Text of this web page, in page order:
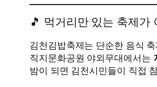
🎵 먹거리만 있는 축제
김천김밥축제는 단순한 음식 축
직지문화공원 야외무대에서는
밤이 되면 김천시민들이 직접